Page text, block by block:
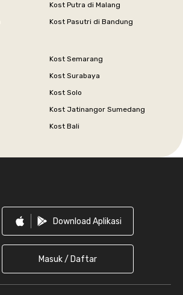
Kost Putra di Malang
Kost Pasutri di Bandung
Kost Semarang
Kost Surabaya
Kost Solo
Kost Jatinangor Sumedang
Kost Bali
Download Aplikasi
Masuk / Daftar